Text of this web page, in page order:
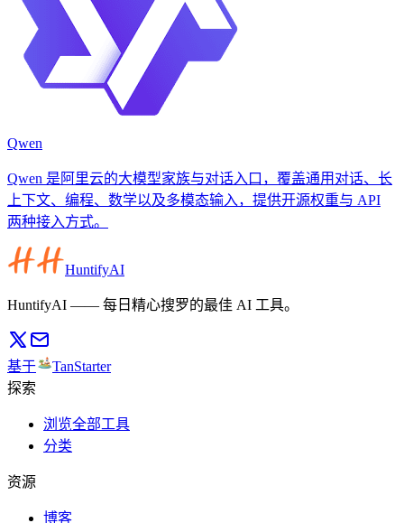
Qwen
Qwen 是阿里云的大模型家族与对话入口，覆盖通用对话、长
上下文、编程、数学以及多模态输入，提供开源权重与 API
两种接入方式。
HuntifyAI
HuntifyAI —— 每日精心搜罗的最佳 AI 工具。
基于
TanStarter
探索
浏览全部工具
分类
资源
博客